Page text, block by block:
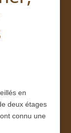
en
deux étages
connu une